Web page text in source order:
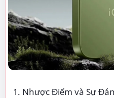
Nhược Điểm và Sự